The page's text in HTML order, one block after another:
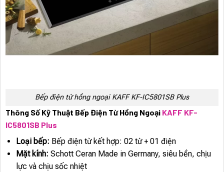
Bếp điện từ hồng ngoại KAFF KF-IC5801SB Plus
Thông Số Kỹ Thuật Bếp Điện Từ Hồng Ngoại KAFF KF-
IC5801SB Plus
Loại bếp: Bếp điện từ kết hợp: 02 từ + 01 điện
Mặt kính: Schott Ceran Made in Germany, siêu bền, chịu
lực và chịu sốc nhiệt